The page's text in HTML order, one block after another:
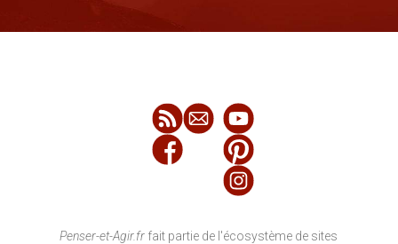
Penser-et-Agir.fr fait partie de l'écosystème de sites